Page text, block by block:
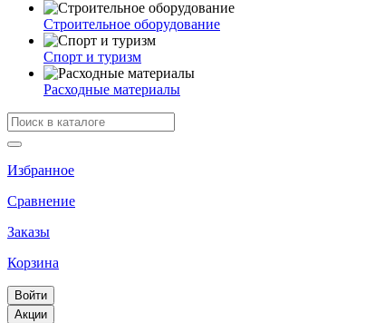
Строительное оборудование
Спорт и туризм
Расходные материалы
Избранное
Сравнение
Заказы
Корзина
Войти
Акции